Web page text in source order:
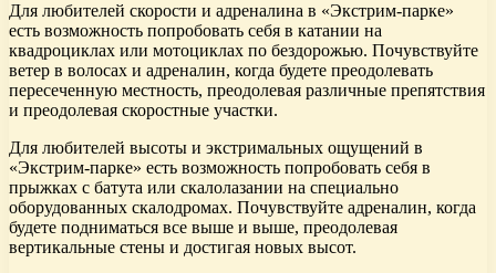
Для любителей скорости и адреналина в «Экстрим-парке»
есть возможность попробовать себя в катании на
квадроциклах или мотоциклах по бездорожью. Почувствуйте
ветер в волосах и адреналин, когда будете преодолевать
пересеченную местность, преодолевая различные препятствия
и преодолевая скоростные участки.
Для любителей высоты и экстримальных ощущений в
«Экстрим-парке» есть возможность попробовать себя в
прыжках с батута или скалолазании на специально
оборудованных скалодромах. Почувствуйте адреналин, когда
будете подниматься все выше и выше, преодолевая
вертикальные стены и достигая новых высот.